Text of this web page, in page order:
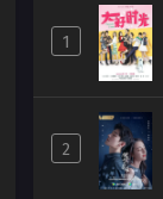
1
2